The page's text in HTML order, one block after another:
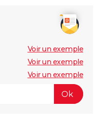
Voir un exemple
Voir un exemple
Voir un exemple